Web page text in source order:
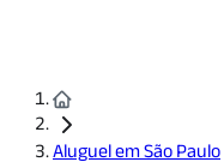
Aluguel em São Paulo